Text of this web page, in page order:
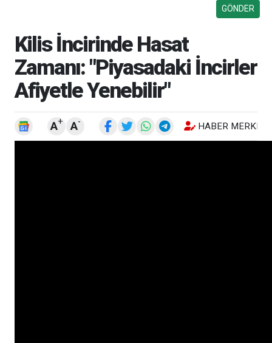
Kilis İncirinde Hasat
Zamanı: "Piyasadaki İncirler
Afiyetle Yenebilir"
A+ A- HABER MERKEZI